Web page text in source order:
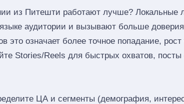
из Питешти работают лучше? Локальные
языке аудитории и вызывают больше
это означает более точное попадание,
Stories/Reels для быстрых охватов,
ЦА и сегменты (демография,